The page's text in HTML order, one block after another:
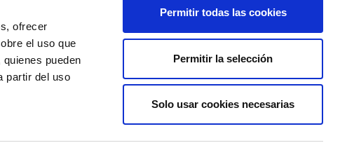
ofrecer
el uso que
pueden
partir del uso
Permitir todas las cookies
Permitir la selección
Solo usar cookies necesarias
UN TRABAJO FIN DE GRADO?
Colexio Médicos
Ourense